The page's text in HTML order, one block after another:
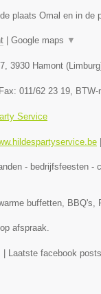
plaats Omal en in de
Google maps ▼
, 3930 Hamont (Limburg
011/62 23 19, BTW-
Service
- bedrijfsfeesten -
buffetten, BBQ's,
afspraak.
Laatste facebook posts